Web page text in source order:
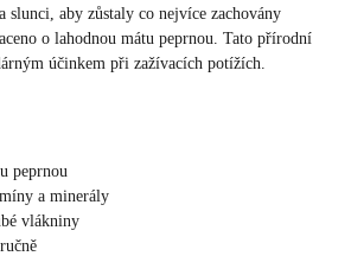
slunci, aby zůstaly co nejvíce zachovány
o lahodnou mátu peprnou. Tato přírodní
účinkem při zažívacích potížích.
peprnou
a minerály
vlákniny